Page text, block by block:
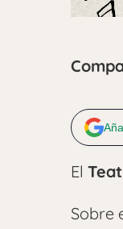
El
Sobre